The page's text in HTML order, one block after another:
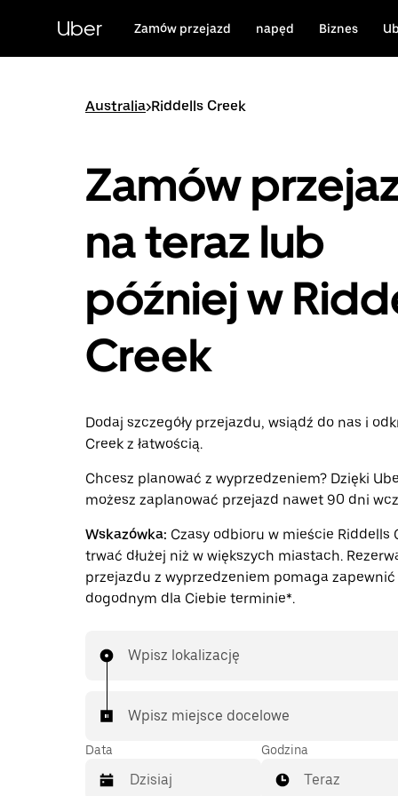
zawartości
Uber Zamów przejazd napęd Biznes
Australia>Riddells Creek
Zamów
na teraz lub
później w
Creek
Dodaj szczegóły przejazdu, wsiądź do nas i
Creek z łatwością.
Chcesz planować z wyprzedzeniem? Dzięki
możesz zaplanować przejazd nawet 90 dni
Wskazówka: Czasy odbioru w mieście Riddells
trwać dłużej niż w większych miastach.
przejazdu z wyprzedzeniem pomaga
dogodnym dla Ciebie terminie*.
Wpisz lokalizację
Wpisz miejsce docelowe
Data Godzina
Teraz